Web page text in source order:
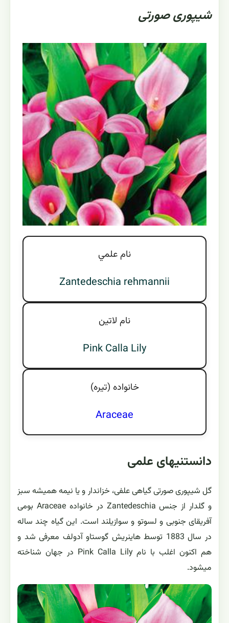
شیپوری صورتی
نام علمي
Zantedeschia rehmannii
نام لاتين
Pink Calla Lily
خانواده (تيره)
Araceae
دانستنیهای علمی
گل شیپوری صورتی گیاهی علفی، خزاندار و یا نیمه همیشه سبز
و گلدار از جنس Zantedeschia در خانواده Araceae بومی
آفریقای جنوبی و لسوتو و سوازیلند است. این گیاه چند ساله
در سال 1883 توسط هاینریش گوستاو آدولف معرفی شد و
هم اکنون اغلب با نام Pink Calla Lily در جهان شناخته
میشود.